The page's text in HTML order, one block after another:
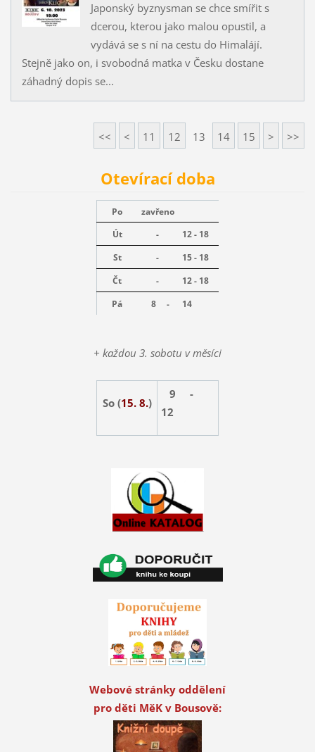
Japonský byznysman se chce smířit s
dcerou, kterou jako malou opustil, a
vydává se s ní na cestu do Himalájí.
Stejně jako on, i svobodná matka v Česku dostane
záhadný dopis se...
<< < 11 12 13 14 15 > >>
Otevírací doba
Po
zavřeno
Út
-
12 - 18
St
-
15 - 18
Čt
-
12 - 18
Pá
8 - 14
+ každou 3. sobotu v měsíci
So (15. 8.)
9 -
12
Webové stránky oddělení
pro děti MěK v Bousově: